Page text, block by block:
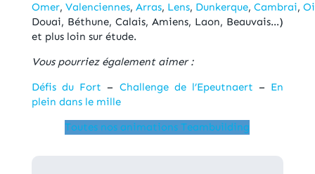
Omer, Valenciennes, Arras, Lens, Dunkerque, Cambrai,
Douai, Béthune, Calais, Amiens, Laon, Beauvais…)
et plus loin sur étude.
Vous pourriez également aimer :
Défis du Fort– Challenge de l’Epeutnaert – En
plein dans le mille
Toutes nos animations Teambuilding